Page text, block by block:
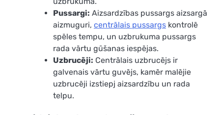
Pussargi: Aizsardzības pussargs aizsargā
aizmuguri, centrālais pussargs kontrolē
spēles tempu, un uzbrukuma pussargs
rada vārtu gūšanas iespējas.
Uzbrucēji: Centrālais uzbrucējs ir
galvenais vārtu guvējs, kamēr malējie
uzbrucēji izstiepj aizsardzību un rada
telpu.